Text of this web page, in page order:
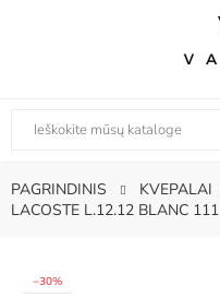
PAGRINDINIS KVEPALAI
LACOSTE L.12.12 BLANC 111
−30%